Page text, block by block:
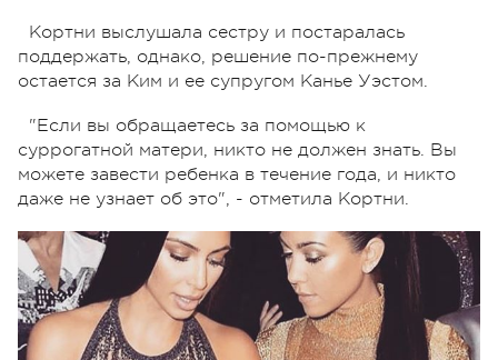
Кортни выслушала сестру и постаралась
поддержать, однако, решение по-прежнему
остается за Ким и ее супругом Канье Уэстом.
"Если вы обращаетесь за помощью к
суррогатной матери, никто не должен знать. Вы
можете завести ребенка в течение года, и никто
даже не узнает об это", - отметила Кортни.